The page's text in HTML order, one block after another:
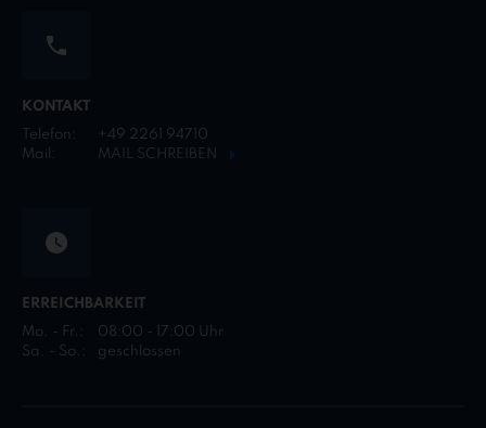
KONTAKT
Telefon:
+49 2261 94710
Mail:
MAIL SCHREIBEN
ERREICHBARKEIT
Mo. - Fr.:
08:00 - 17:00 Uhr
Sa. - So.:
geschlossen